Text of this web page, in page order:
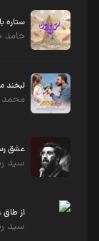
ستاره
حامد
لبخند
محمد
عشق
سید
از
سید